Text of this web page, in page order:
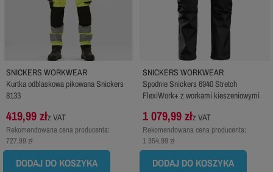
SNICKERS WORKWEAR
Kurtka odblaskowa pikowana Snickers
8133
419,99 złz VAT
Rekomendowana cena producenta:
727,99 zł
DODAJ DO KOSZYKA
SNICKERS WORKWEAR
Spodnie Snickers 6940 Stretch
FlexiWork+ z workami kieszeniowymi
1 079,99 złz VAT
Rekomendowana cena producenta:
1 354,99 zł
DODAJ DO KOSZYKA